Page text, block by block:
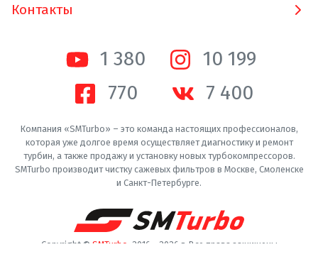
Контакты
1 380
10 200
770
7 400
Компания «SMTurbo» – это команда настоящих профессионалов,
которая уже долгое время осуществляет диагностику и ремонт
турбин, а также продажу и установку новых турбокомпрессоров.
SMTurbo производит чистку сажевых фильтров в Москве, Смоленске
и Санкт-Петербурге.
Copyright © SMTurbo . 2016 - 2026 г. Все права защищены